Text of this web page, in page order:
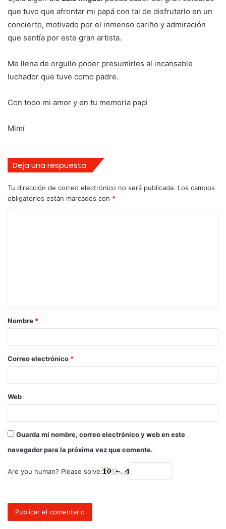
que tuvo que afrontar mi papá con tal de disfrutarlo en un
concierto, motivado por el inmenso cariño y admiración
que sentía por este gran artista.
Me llena de orgullo poder presumirles al incansable
luchador que tuve como padre.
Con todo mi amor y en tu memoria papi
Mimí
Deja una respuesta
Tu dirección de correo electrónico no será publicada. Los campos
obligatorios están marcados con *
Nombre *
Correo electrónico *
Web
Guarda mi nombre, correo electrónico y web en este
navegador para la próxima vez que comente.
Are you human? Please solve: